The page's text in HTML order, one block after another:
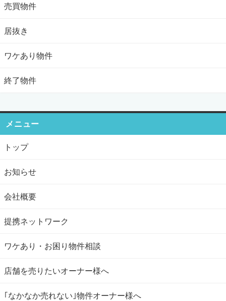
売買物件
居抜き
ワケあり物件
終了物件
メニュー
トップ
お知らせ
会社概要
提携ネットワーク
ワケあり・お困り物件相談
店舗を売りたいオーナー様へ
｢なかなか売れない｣物件オーナー様へ